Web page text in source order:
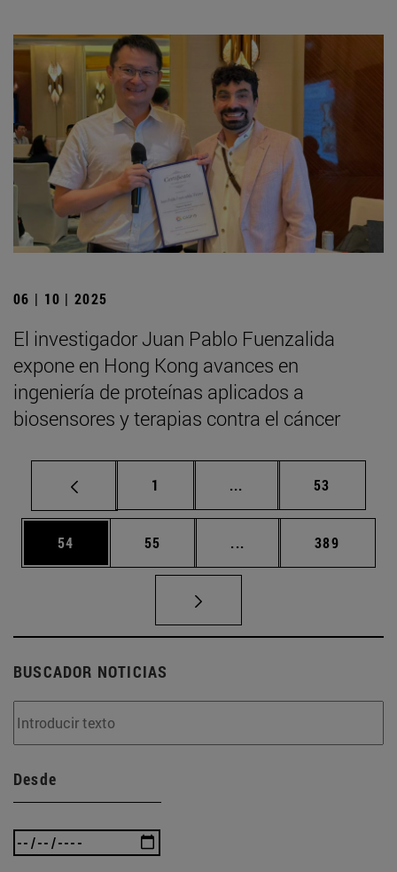
06 | 10 | 2025
El investigador Juan Pablo Fuenzalida
expone en Hong Kong avances en
ingeniería de proteínas aplicados a
biosensores y terapias contra el cáncer
Página
1 ... Páginas intermedias
Página
53
Página
54 Página
55 ... Páginas intermedias
Página
389
BUSCADOR NOTICIAS
Desde